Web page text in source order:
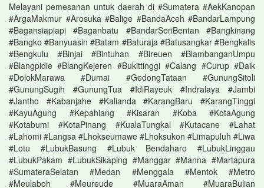
Melayani pemesanan untuk daerah di #Sumatera #AekKanopan
#ArgaMakmur #Arosuka #Balige #BandaAceh #BandarLampung
#Bagansiapiapi #Baganbatu #BandarSeriBentan #Bangkinang
#Bangko #Banyuasin #Batam #Baturaja #Batusangkar #Bengkalis
#Bengkulu #Binjai #Bintuhan #Bireuen #BlambanganUmpu
#Blangpidie #BlangKejeren #Bukittinggi #Calang #Curup #Daik
#DolokMarawa #Dumai #GedongTataan #GunungSitoli
#GunungSugih #GunungTua #IdiRayeuk #Indralaya #Jambi
#Jantho #Kabanjahe #Kalianda #KarangBaru #KarangTinggi
#KayuAgung #Kepahiang #Kisaran #Koba #KotaAgung
#Kotabumi #KotaPinang #KualaTungkal #Kutacane #Lahat
#Lahomi #Langsa #Lhokseumawe #Lhoksukon #Limapuluh #Liwa
#Lotu #LubukBasung #Lubuk Bendaharo #LubukLinggau
#LubukPakam #LubukSikaping #Manggar #Manna #Martapura
#SumateraSelatan #Medan #Menggala #Mentok #Metro
#Meulaboh #Meureude #MuaraAman #MuaraBulian